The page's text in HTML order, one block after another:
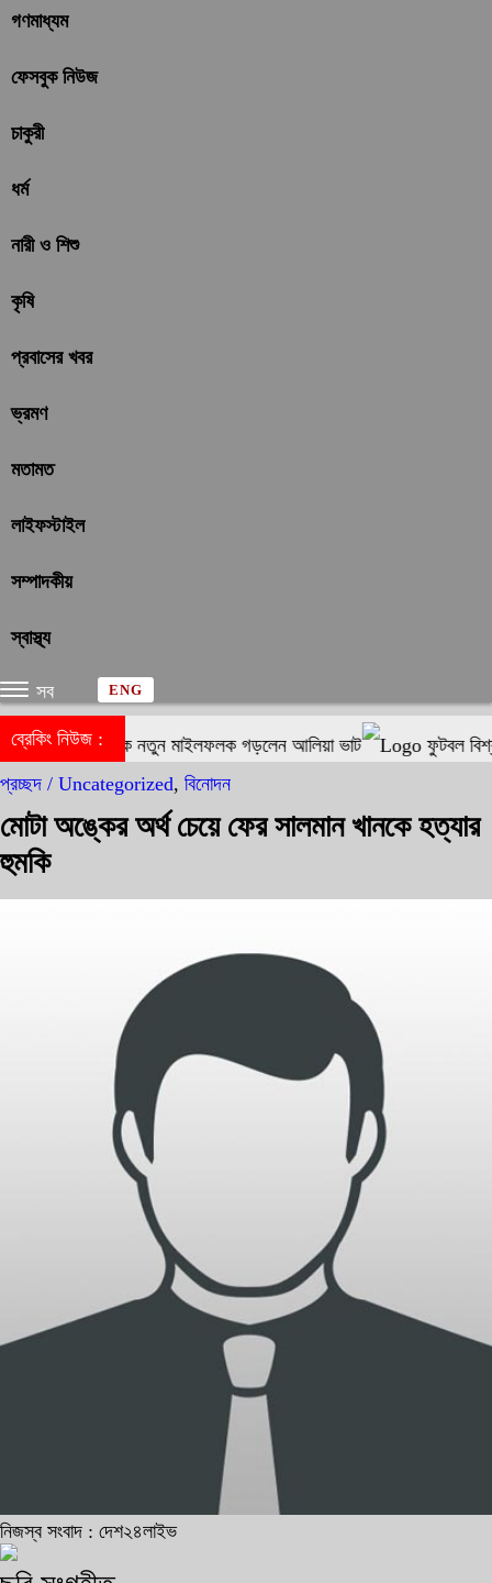
গণমাধ্যম
ফেসবুক নিউজ
চাকুরী
ধর্ম
নারী ও শিশু
কৃষি
প্রবাসের খবর
ভ্রমণ
মতামত
লাইফস্টাইল
সম্পাদকীয়
স্বাস্থ্য
সব ENG
ব্রেকিং নিউজ :
পারিশ্রমিকে নতুন মাইলফলক গড়লেন আলিয়া ভাট
ফুটবল
প্রচ্ছদ / Uncategorized, বিনোদন
মোটা অঙ্কের অর্থ চেয়ে ফের সালমান খানকে হত্যার
হুমকি
নিজস্ব সংবাদ : দেশ২৪লাইভ